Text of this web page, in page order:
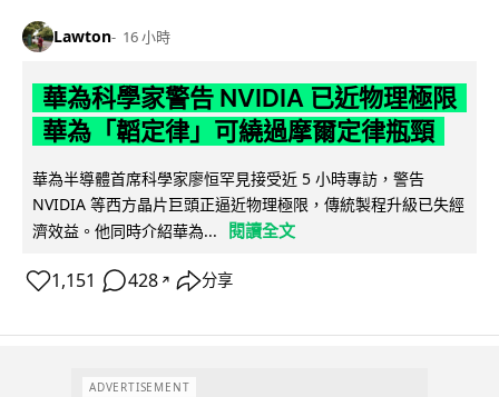
Lawton 16 小時
華為科學家警告 NVIDIA 已近物理極限
華為「韜定律」可繞過摩爾定律瓶頸
華為半導體首席科學家廖恒罕見接受近 5 小時專訪，警告
NVIDIA 等西方晶片巨頭正逼近物理極限，傳統製程升級已失經
濟效益。他同時介紹華為...
閱讀全文
1,151 428 ↗ 分享
ADVERTISEMENT